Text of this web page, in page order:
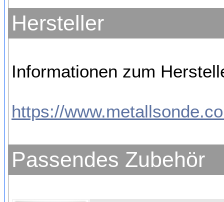
Hersteller
Informationen zum
https://
Passendes Zubehör